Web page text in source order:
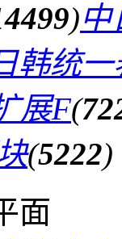
)
韩统
展F(
(5222)
面